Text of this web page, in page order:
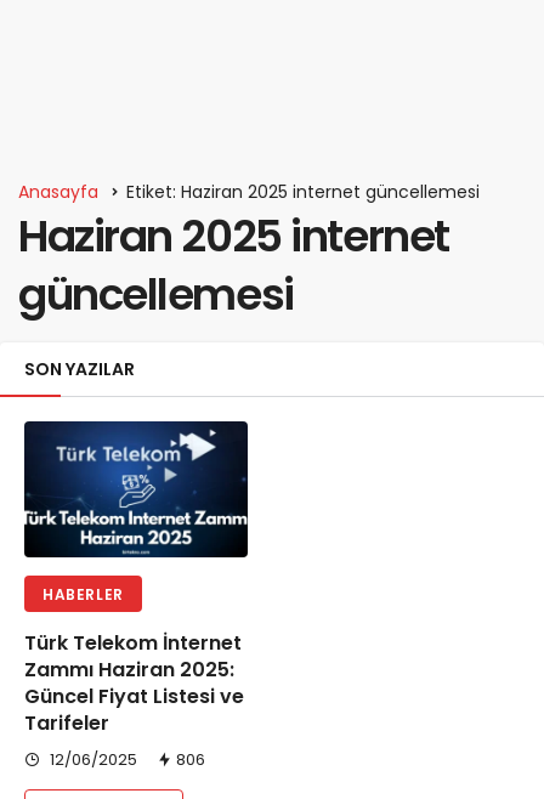
Anasayfa Etiket: Haziran 2025 internet güncellemesi
Haziran 2025 internet
güncellemesi
SON YAZILAR
HABERLER
Türk Telekom İnternet
Zammı Haziran 2025:
Güncel Fiyat Listesi ve
Tarifeler
12/06/2025 806